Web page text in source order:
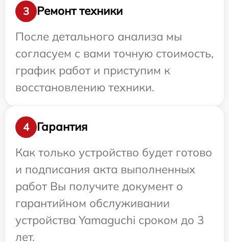
3
Ремонт техники
После детального анализа мы
согласуем с вами точную стоимость,
график работ и приступим к
восстановлению техники.
4
Гарантия
Как только устройство будет готово
и подписания акта выполненных
работ Вы получите документ о
гарантийном обслуживании
устройства Yamaguchi сроком до 3
лет.